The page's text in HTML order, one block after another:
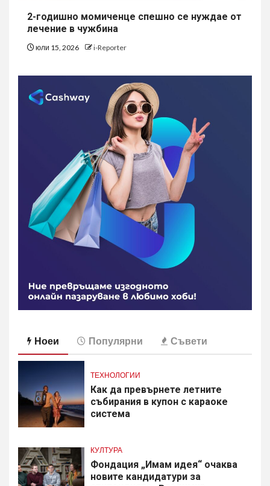
2-годишно момиченце спешно се нуждае от
лечение в чужбина
юли 15, 2026 i-Reporter
Ноеи Популярни Съвети
ТЕХНОЛОГИИ
Как да превърнете летните
събирания в купон с караоке
система
КУЛТУРА
Фондация „Имам идея“ очаква
новите кандидатури за